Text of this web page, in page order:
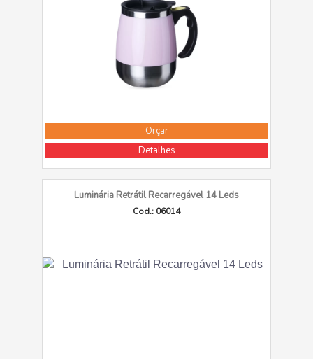
Orçar
Detalhes
Luminária Retrátil Recarregável 14 Leds
Cod.: 06014